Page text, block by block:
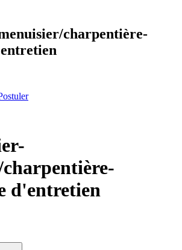
charpentière-
d'entretien